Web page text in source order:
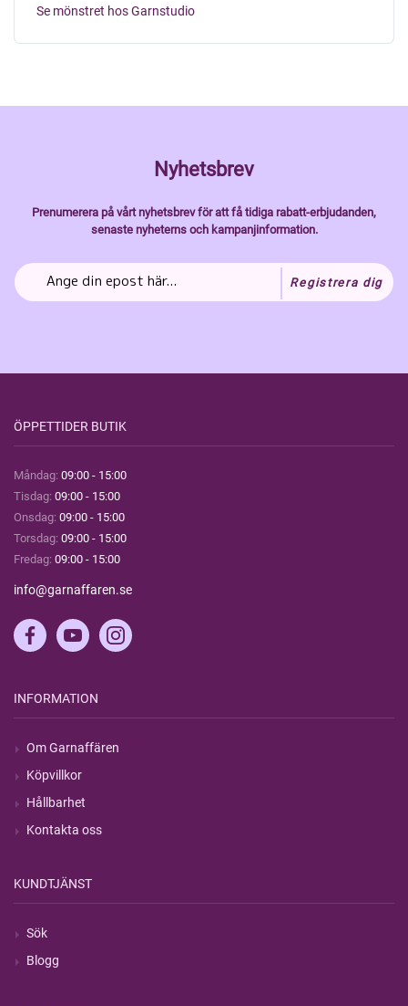
Se mönstret hos Garnstudio
Nyhetsbrev
Prenumerera på vårt nyhetsbrev för att få tidiga rabatt-erbjudanden,
senaste nyheterns och kampanjinformation.
Registrera dig
ÖPPETTIDER BUTIK
Måndag: 09:00 - 15:00
Tisdag: 09:00 - 15:00
Onsdag: 09:00 - 15:00
Torsdag: 09:00 - 15:00
Fredag: 09:00 - 15:00
info@garnaffaren.se
INFORMATION
Om Garnaffären
Köpvillkor
Hållbarhet
Kontakta oss
KUNDTJÄNST
Sök
Blogg